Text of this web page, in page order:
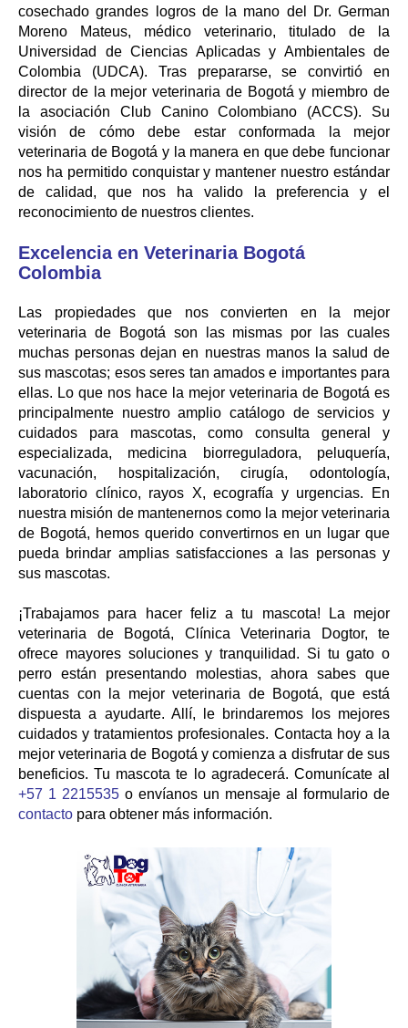
cosechado grandes logros de la mano del Dr. German
Moreno Mateus, médico veterinario, titulado de la
Universidad de Ciencias Aplicadas y Ambientales de
Colombia (UDCA). Tras prepararse, se convirtió en
director de la mejor veterinaria de Bogotá y miembro de
la asociación Club Canino Colombiano (ACCS). Su
visión de cómo debe estar conformada la mejor
veterinaria de Bogotá y la manera en que debe funcionar
nos ha permitido conquistar y mantener nuestro estándar
de calidad, que nos ha valido la preferencia y el
reconocimiento de nuestros clientes.
Excelencia en Veterinaria Bogotá
Colombia
Las propiedades que nos convierten en la mejor
veterinaria de Bogotá son las mismas por las cuales
muchas personas dejan en nuestras manos la salud de
sus mascotas; esos seres tan amados e importantes para
ellas. Lo que nos hace la mejor veterinaria de Bogotá es
principalmente nuestro amplio catálogo de servicios y
cuidados para mascotas, como consulta general y
especializada, medicina biorreguladora, peluquería,
vacunación, hospitalización, cirugía, odontología,
laboratorio clínico, rayos X, ecografía y urgencias. En
nuestra misión de mantenernos como la mejor veterinaria
de Bogotá, hemos querido convertirnos en un lugar que
pueda brindar amplias satisfacciones a las personas y
sus mascotas.
¡Trabajamos para hacer feliz a tu mascota! La mejor
veterinaria de Bogotá, Clínica Veterinaria Dogtor, te
ofrece mayores soluciones y tranquilidad. Si tu gato o
perro están presentando molestias, ahora sabes que
cuentas con la mejor veterinaria de Bogotá, que está
dispuesta a ayudarte. Allí, le brindaremos los mejores
cuidados y tratamientos profesionales. Contacta hoy a la
mejor veterinaria de Bogotá y comienza a disfrutar de sus
beneficios. Tu mascota te lo agradecerá. Comunícate al
+57 1 2215535 o envíanos un mensaje al formulario de
contacto para obtener más información.